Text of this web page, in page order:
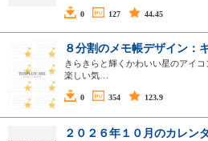
0 127 44.45
８分割のメモ帳デザイン：
きらきらと輝くかわいい星のアイ
楽しい気…
0 354 123.9
２０２６年１０月のカレン